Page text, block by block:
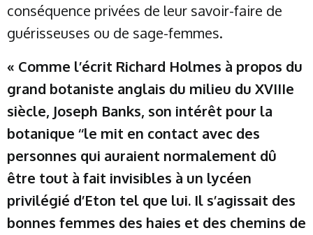
conséquence privées de leur savoir-faire de
guérisseuses ou de sage-femmes.
« Comme l’écrit Richard Holmes à propos du
grand botaniste anglais du milieu du XVIIIe
siècle, Joseph Banks, son intérêt pour la
botanique ‘‘le mit en contact avec des
personnes qui auraient normalement dû
être tout à fait invisibles à un lycéen
privilégié d’Eton tel que lui. Il s’agissait des
bonnes femmes des haies et des chemins de